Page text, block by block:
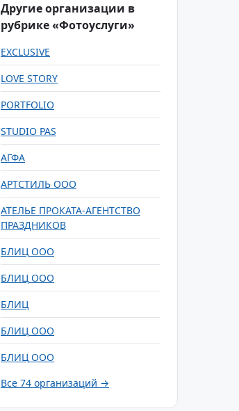
Другие организации в
рубрике «Фотоуслуги»
EXCLUSIVE
LOVE STORY
PORTFOLIO
STUDIO PAS
АГФА
АРТСТИЛЬ ООО
АТЕЛЬЕ ПРОКАТА-АГЕНТСТВО
ПРАЗДНИКОВ
БЛИЦ ООО
БЛИЦ ООО
БЛИЦ
БЛИЦ ООО
БЛИЦ ООО
Все 74 организаций →